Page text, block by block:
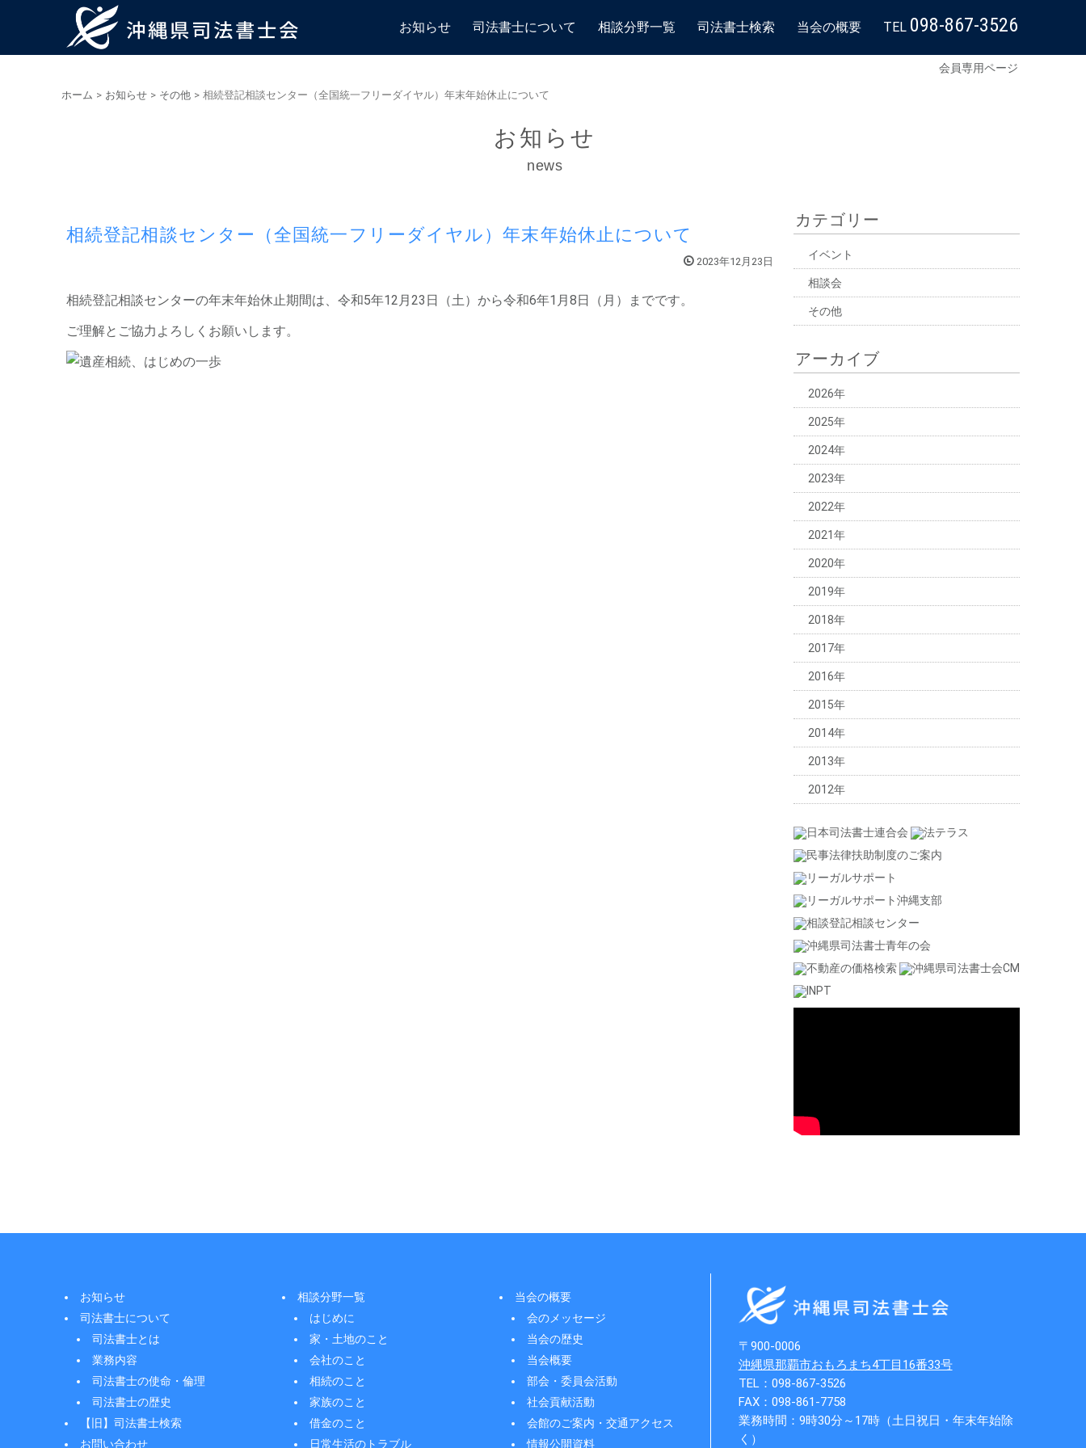
お知らせ 司法書士について 相談分野一覧 司法書士検索 当会の概要 TEL 098-867-3526
会員専用ページ
ホーム > お知らせ > その他 > 相続登記相談センター（全国統一フリーダイヤル）年末年始休止について
お知らせ
news
相続登記相談センター（全国統一フリーダイヤル）年末年始休止について
2023年12月23日
相続登記相談センターの年末年始休止期間は、令和5年12月23日（土）から令和6年1月8日（月）までです。
ご理解とご協力よろしくお願いします。
カテゴリー
イベント
相談会
その他
アーカイブ
2026年
2025年
2024年
2023年
2022年
2021年
2020年
2019年
2018年
2017年
2016年
2015年
2014年
2013年
2012年
お知らせ
司法書士について
司法書士とは
業務内容
司法書士の使命・倫理
司法書士の歴史
【旧】司法書士検索
お問い合わせ
相談分野一覧
はじめに
家・土地のこと
会社のこと
相続のこと
家族のこと
借金のこと
日常生活のトラブル
当会の概要
会のメッセージ
当会の歴史
当会概要
部会・委員会活動
社会貢献活動
会館のご案内・交通アクセス
情報公開資料
〒900-0006
沖縄県那覇市おもろまち4丁目16番33号
TEL：098-867-3526
FAX：098-861-7758
業務時間：9時30分～17時（土日祝日・年末年始除
く）